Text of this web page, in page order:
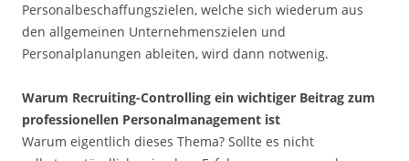
Personalbeschaffungszielen, welche sich wiederum aus
den allgemeinen Unternehmenszielen und
Personalplanungen ableiten, wird dann notwenig.
Warum Recruiting-Controlling ein wichtiger Beitrag zum
professionellen Personalmanagement ist
Warum eigentlich dieses Thema? Sollte es nicht